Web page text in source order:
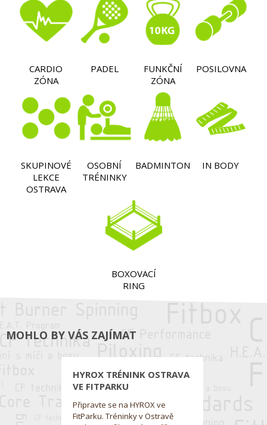
CARDIO
ZÓNA
PADEL
FUNKČNÍ
ZÓNA
POSILOVNA
SKUPINOVÉ
LEKCE
OSTRAVA
OSOBNÍ
TRÉNINKY
BADMINTON IN BODY
BOXOVACÍ
RING
MOHLO BY VÁS ZAJÍMAT
HYROX TRÉNINK OSTRAVA
VE FITPARKU
Připravte se na HYROX ve
FitParku. Tréninky v Ostravě